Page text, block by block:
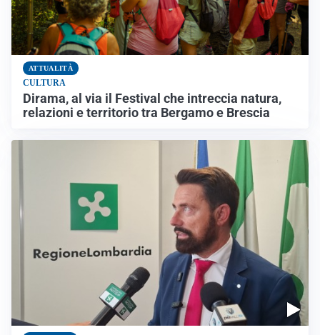
ATTUALITÀ
CULTURA
Dirama, al via il Festival che intreccia natura,
relazioni e territorio tra Bergamo e Brescia